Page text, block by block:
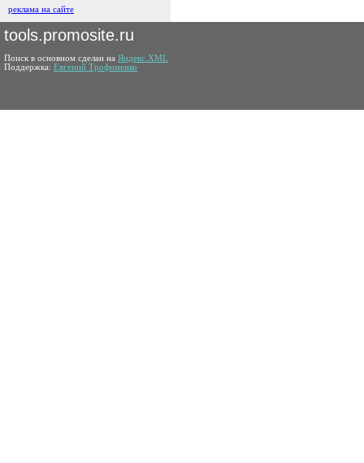
реклама на сайте
tools.promosite.ru
Поиск в основном сделан на Яндекс.XML
Поддержка: Евгений Трофименко